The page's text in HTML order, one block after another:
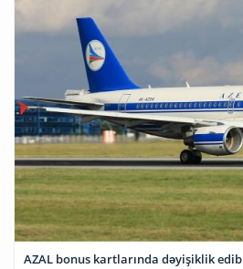
AZAL bonus kartlarında dəyişiklik edib